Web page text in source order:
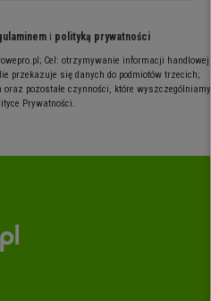
Biurowe Pro oraz powyższym
nie zaniedbując zdrowia
i polityką prywatności
Cel: otrzymywanie informacji handlowej;
przekazuje się danych do podmiotów trzecich;
pozostałe czynności, które wyszczególniamy
Prywatności.